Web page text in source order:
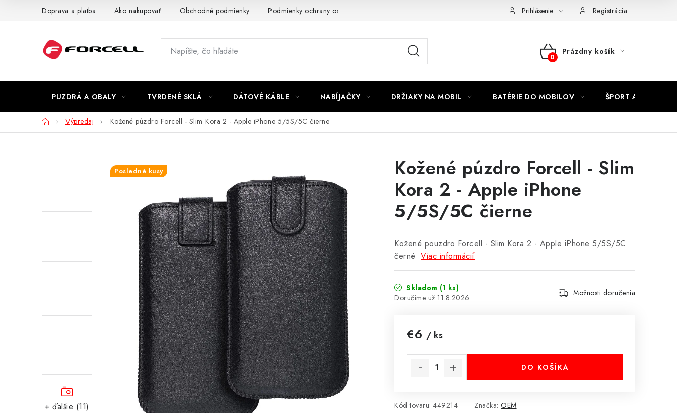
Doprava a platba Ako nakupovať Obchodné podmienky Podmienky ochrany osobných údajov Prihlásenie Registrácia
NÁKUPNÝ
Prázdny košík
PUZDRÁ A OBALY TVRDENÉ SKLÁ DÁTOVÉ KÁBLE NABÍJAČKY DRŽIAKY NA MOBIL BATÉRIE DO MOBILOV ŠPORT A HOBBY
DomovVýpredaj Kožené púzdro Forcell - Slim Kora 2 - Apple iPhone 5/5S/5C čierne
+ ďalšie (11)
Kožené púzdro Forcell - Slim
Kora 2 - Apple iPhone
5/5S/5C čierne
Kožené pouzdro Forcell - Slim Kora 2 - Apple iPhone 5/5S/5C
černé Viac informácií
Skladom (1 ks)
11.8.2026
Možnosti doručenia
€6 / ks
DO KOŠÍKA
Kód tovaru: 449214 Značka: OEM
Posledné kusy